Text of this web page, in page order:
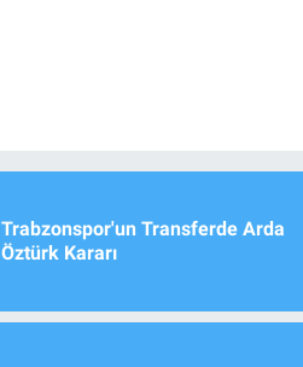
Trabzonspor'un Transferde Arda
Öztürk Kararı